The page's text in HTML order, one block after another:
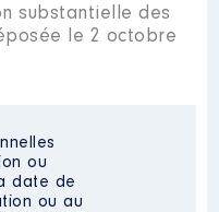
substantielle des
le 2 octobre
ou
date de
ou au